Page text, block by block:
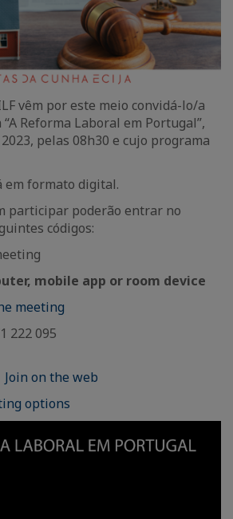
vêm por este meio convidá-lo/a
Reforma Laboral em Portugal”,
pelas 08h30 e cujo programa
em formato digital.
participar poderão entrar no
códigos:
mobile app or room device
meeting
222 095
Join on the web
options